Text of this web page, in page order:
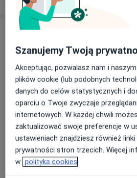
Adres
Poradnia Okulistyczna
ul. Wojska Polskiego 5, 83-110
Powiększ mapę
otwiera
Dostępność
W tym gabinecie nie można
internet
Co mam zrobić w tej sytuacji?
Szanujemy Twoją
Akceptując, pozwalasz nam i
plików cookie (lub podobnych
danych do celów statystycznych i
oparciu o Twoje zwyczaje
internetowych. W każdej chwili
zaktualizować swoje preferencje w
ustawieniach znajdziesz również
prywatności stron trzecich. Więcej
w polityka cookies